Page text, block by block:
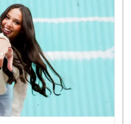
megjelenítésük, és
a készítményeknek
hatást tulajdonítani.
kiegyensúlyozott, vegyes étrendet és
termék nem gyógyít betegségeket!
kezelés helyettesítésére
használatát beszélje meg
napi fogyasztási mennyiséget ne
ha az összetevők
allergiás! Kisgyermektől elzárva